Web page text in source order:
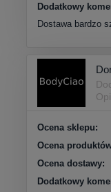
Dodatkowy
Dostawa bardzo
Ocena sklepu:
Ocena
Ocena dostawy:
Dodatkowy